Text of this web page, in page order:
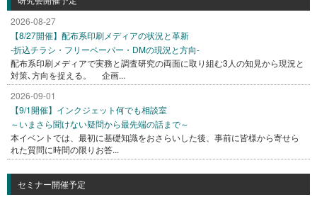
2026-08-27
【8/27開催】配布系印刷メディアの状況と革新
-折込チラシ・フリーペーパー・DMの現況と方向-
配布系印刷メディアで実務と調査研究の両面に取り組む3人の知見から現況と
対策､方向を捉える。 企画...
2026-09-01
【9/1開催】インクジェット何でも相談室
～いまさら聞けない疑問から最先端の話まで～
本イベントでは、最初に基礎知識をおさらいした後、事前に皆様から寄せら
れた質問に時間の限りお答...
セミナー開催予定